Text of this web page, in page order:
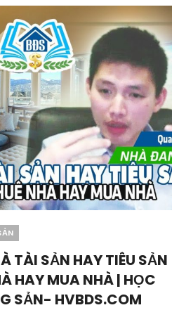
TÀI SẢN HAY TIÊU SẢN
HAY MUA NHÀ | HỌC
SẢN- HVBDS.COM